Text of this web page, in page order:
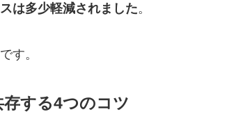
は多少軽減されました。
す。
する4つのコツ